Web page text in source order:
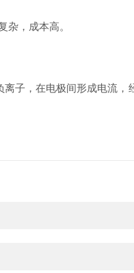
，成本高。
子，在电极间形成电流，